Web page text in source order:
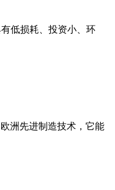
低损耗、投资小、环
洲先进制造技术，它能